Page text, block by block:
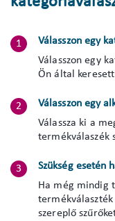
Válasszon egy
Válasszon egy
Ön által
Válasszon egy
Válassza ki a
termékválaszék
Szükség esetén
Ha még mindig
szereplő